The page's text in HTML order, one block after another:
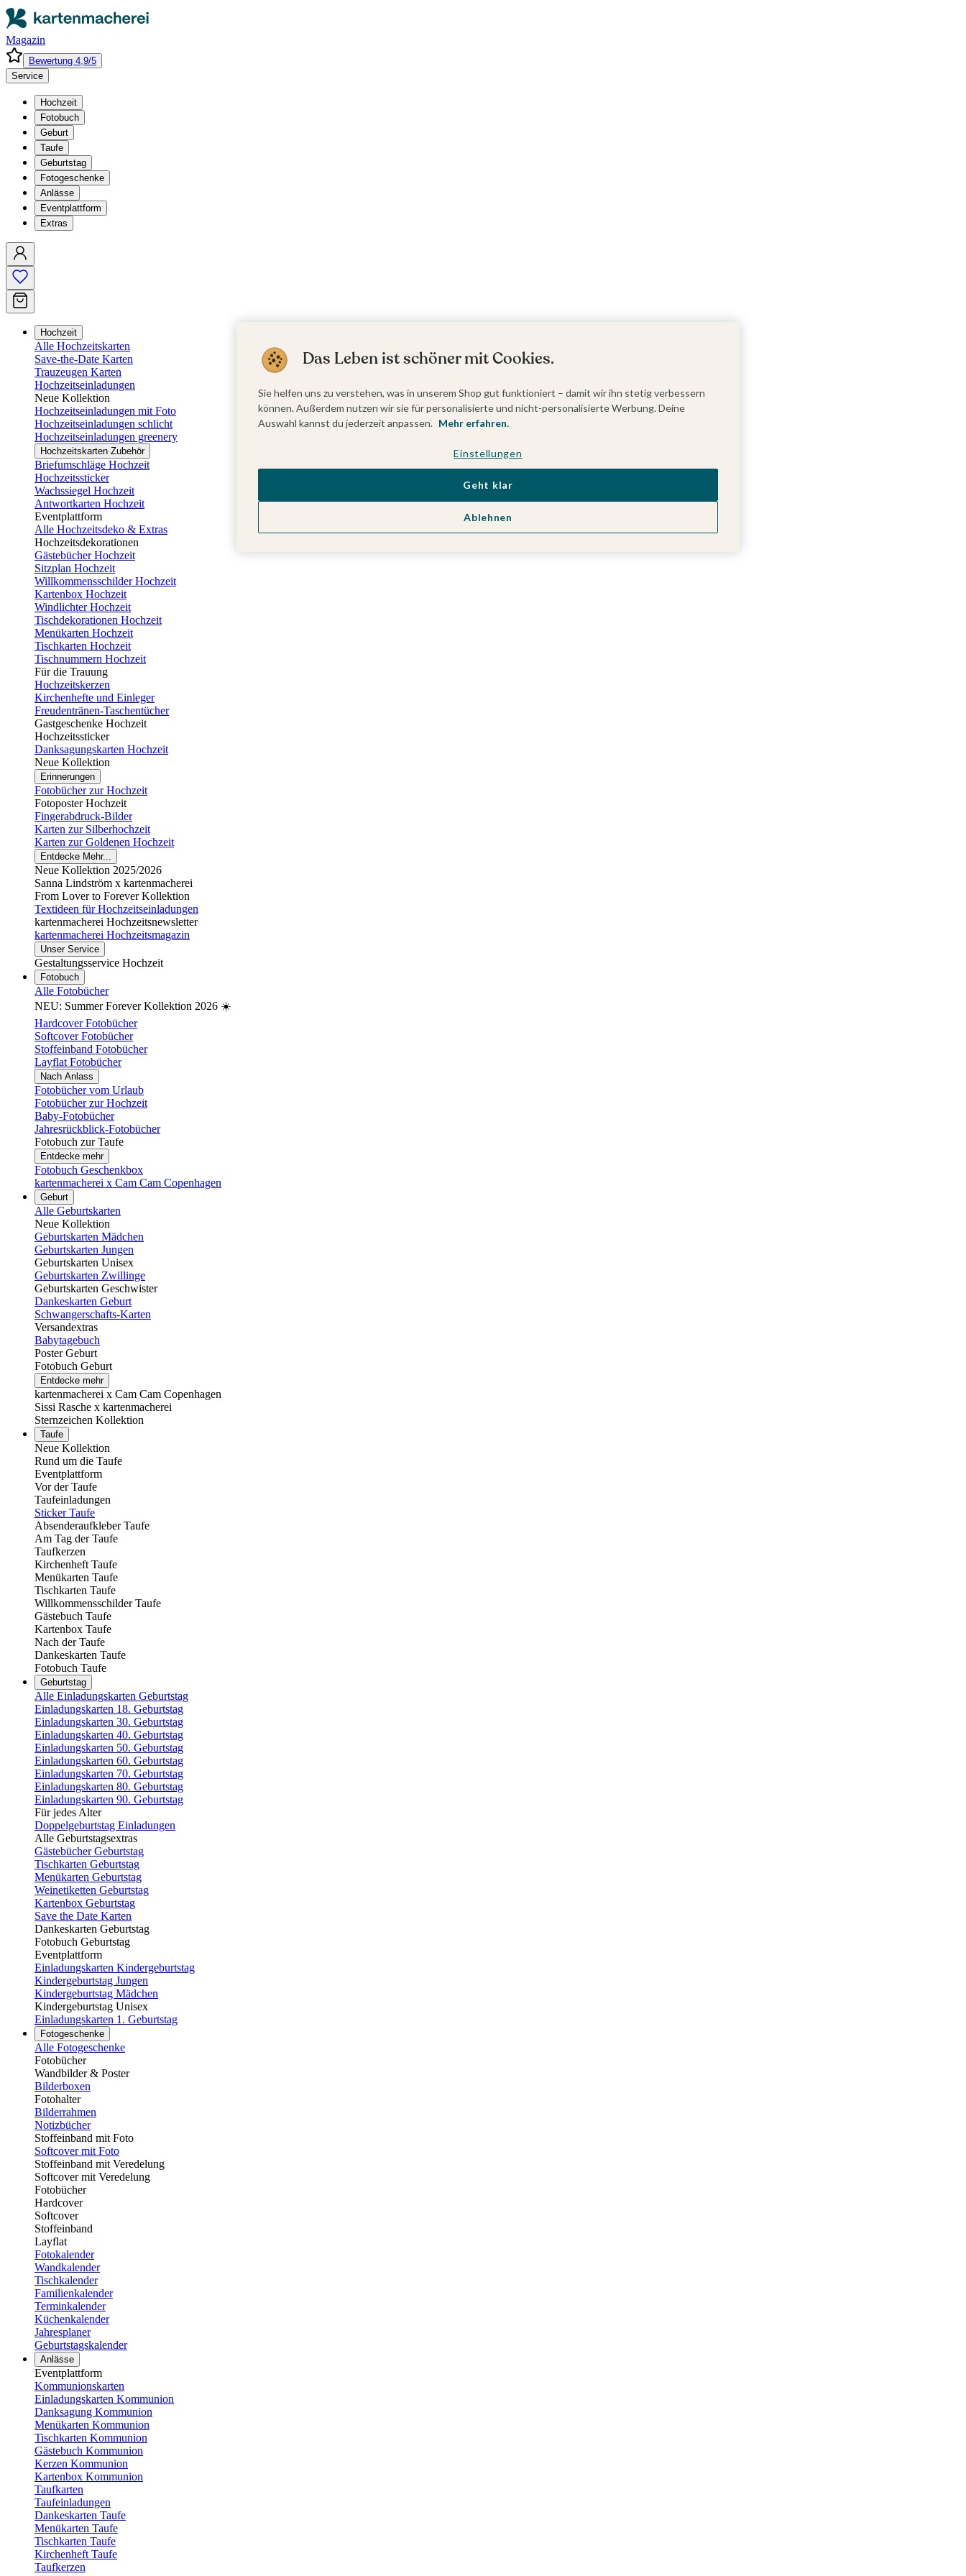
Magazin
Bewertung 4,9/5
Service
Hochzeit
Fotobuch
Geburt
Taufe
Geburtstag
Fotogeschenke
Anlässe
Eventplattform
Extras
Hochzeit
Alle Hochzeitskarten
Save-the-Date Karten
Trauzeugen Karten
Hochzeitseinladungen
Neue Kollektion
Hochzeitseinladungen mit Foto
Hochzeitseinladungen schlicht
Hochzeitseinladungen greenery
Hochzeitskarten Zubehör
Briefumschläge Hochzeit
Hochzeitssticker
Wachssiegel Hochzeit
Antwortkarten Hochzeit
Eventplattform
Alle Hochzeitsdeko & Extras
Hochzeitsdekorationen
Gästebücher Hochzeit
Sitzplan Hochzeit
Willkommensschilder Hochzeit
Kartenbox Hochzeit
Windlichter Hochzeit
Tischdekorationen Hochzeit
Menükarten Hochzeit
Tischkarten Hochzeit
Tischnummern Hochzeit
Für die Trauung
Hochzeitskerzen
Kirchenhefte und Einleger
Freudentränen-Taschentücher
Gastgeschenke Hochzeit
Hochzeitssticker
Danksagungskarten Hochzeit
Neue Kollektion
Erinnerungen
Fotobücher zur Hochzeit
Fotoposter Hochzeit
Fingerabdruck-Bilder
Karten zur Silberhochzeit
Karten zur Goldenen Hochzeit
Entdecke Mehr...
Neue Kollektion 2025/2026
Sanna Lindström x kartenmacherei
From Lover to Forever Kollektion
Textideen für Hochzeitseinladungen
kartenmacherei Hochzeitsnewsletter
kartenmacherei Hochzeitsmagazin
Unser Service
Gestaltungsservice Hochzeit
Fotobuch
Alle Fotobücher
NEU: Summer Forever Kollektion 2026 ☀️
Hardcover Fotobücher
Softcover Fotobücher
Stoffeinband Fotobücher
Layflat Fotobücher
Nach Anlass
Fotobücher vom Urlaub
Fotobücher zur Hochzeit
Baby-Fotobücher
Jahresrückblick-Fotobücher
Fotobuch zur Taufe
Entdecke mehr
Fotobuch Geschenkbox
kartenmacherei x Cam Cam Copenhagen
Geburt
Alle Geburtskarten
Neue Kollektion
Geburtskarten Mädchen
Geburtskarten Jungen
Geburtskarten Unisex
Geburtskarten Zwillinge
Geburtskarten Geschwister
Dankeskarten Geburt
Schwangerschafts-Karten
Versandextras
Babytagebuch
Poster Geburt
Fotobuch Geburt
Entdecke mehr
kartenmacherei x Cam Cam Copenhagen
Sissi Rasche x kartenmacherei
Sternzeichen Kollektion
Taufe
Neue Kollektion
Rund um die Taufe
Eventplattform
Vor der Taufe
Taufeinladungen
Sticker Taufe
Absenderaufkleber Taufe
Am Tag der Taufe
Taufkerzen
Kirchenheft Taufe
Menükarten Taufe
Tischkarten Taufe
Willkommensschilder Taufe
Gästebuch Taufe
Kartenbox Taufe
Nach der Taufe
Dankeskarten Taufe
Fotobuch Taufe
Geburtstag
Alle Einladungskarten Geburtstag
Einladungskarten 18. Geburtstag
Einladungskarten 30. Geburtstag
Einladungskarten 40. Geburtstag
Einladungskarten 50. Geburtstag
Einladungskarten 60. Geburtstag
Einladungskarten 70. Geburtstag
Einladungskarten 80. Geburtstag
Einladungskarten 90. Geburtstag
Für jedes Alter
Doppelgeburtstag Einladungen
Alle Geburtstagsextras
Gästebücher Geburtstag
Tischkarten Geburtstag
Menükarten Geburtstag
Weinetiketten Geburtstag
Kartenbox Geburtstag
Save the Date Karten
Dankeskarten Geburtstag
Fotobuch Geburtstag
Eventplattform
Einladungskarten Kindergeburtstag
Kindergeburtstag Jungen
Kindergeburtstag Mädchen
Kindergeburtstag Unisex
Einladungskarten 1. Geburtstag
Fotogeschenke
Alle Fotogeschenke
Fotobücher
Wandbilder & Poster
Bilderboxen
Fotohalter
Bilderrahmen
Notizbücher
Stoffeinband mit Foto
Softcover mit Foto
Stoffeinband mit Veredelung
Softcover mit Veredelung
Fotobücher
Hardcover
Softcover
Stoffeinband
Layflat
Fotokalender
Wandkalender
Tischkalender
Familienkalender
Terminkalender
Küchenkalender
Jahresplaner
Geburtstagskalender
Anlässe
Eventplattform
Kommunionskarten
Einladungskarten Kommunion
Danksagung Kommunion
Menükarten Kommunion
Tischkarten Kommunion
Gästebuch Kommunion
Kerzen Kommunion
Kartenbox Kommunion
Taufkarten
Taufeinladungen
Dankeskarten Taufe
Menükarten Taufe
Tischkarten Taufe
Kirchenheft Taufe
Taufkerzen
Das Leben ist schöner mit Cookies.
Sie helfen uns zu verstehen, was in unserem Shop gut funktioniert – damit wir ihn stetig verbessern
können. Außerdem nutzen wir sie für personalisierte und nicht-personalisierte Werbung. Deine
Auswahl kannst du jederzeit anpassen. Mehr erfahren.
Einstellungen
Ablehnen
Geht klar